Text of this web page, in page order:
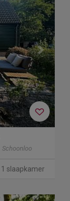
Schoonloo
1 slaapkamer